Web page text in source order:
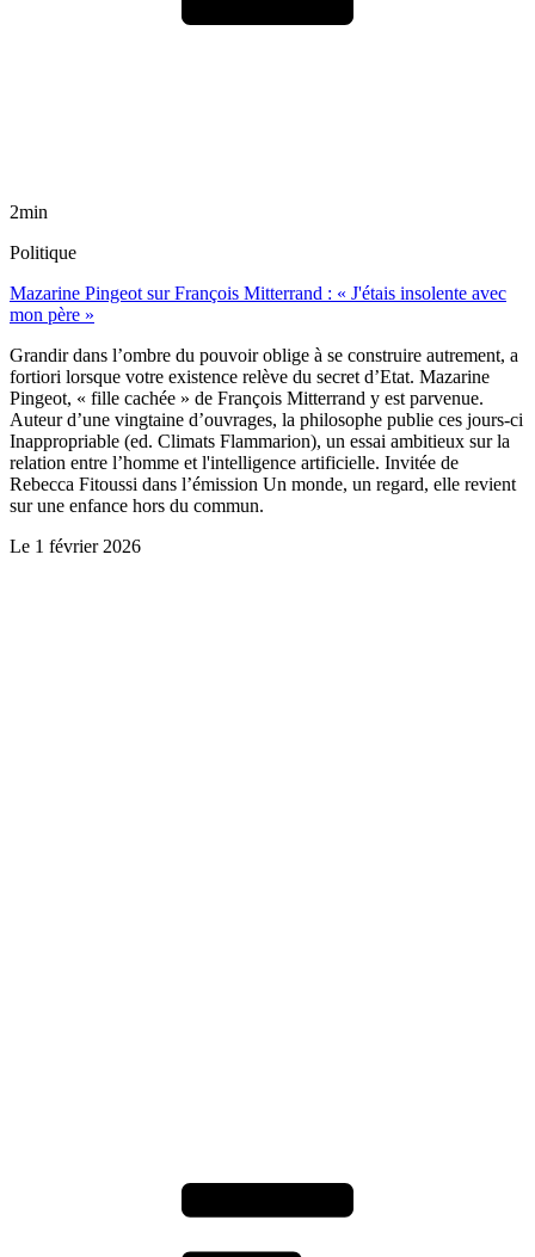
2min
Politique
Mazarine Pingeot sur François Mitterrand : « J'étais insolente avec
mon père »
Grandir dans l’ombre du pouvoir oblige à se construire autrement, a
fortiori lorsque votre existence relève du secret d’Etat. Mazarine
Pingeot, « fille cachée » de François Mitterrand y est parvenue.
Auteur d’une vingtaine d’ouvrages, la philosophe publie ces jours-ci
Inappropriable (ed. Climats Flammarion), un essai ambitieux sur la
relation entre l’homme et l'intelligence artificielle. Invitée de
Rebecca Fitoussi dans l’émission Un monde, un regard, elle revient
sur une enfance hors du commun.
Le 1 février 2026